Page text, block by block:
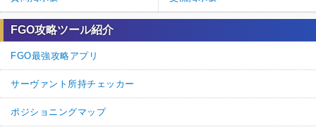
FGO攻略ツール紹介
FGO最強攻略アプリ
サーヴァント所持チェッカー
ポジショニングマップ